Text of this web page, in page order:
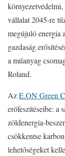
vállalat 2045-re
megújuló energia
gazdaság
a műanyag
Roland.
AzE.ON Green
erőfeszítéseibe: a
zöldenergia-
csökkentse
lehetőségeket